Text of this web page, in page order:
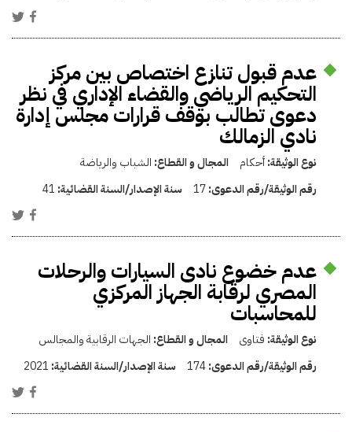
عدم قبول تنازع اختصاص بين مركز
التحكيم الرياضي والقضاء الإداري في نظر
دعوى تطالب بوقف قرارات مجلس إدارة
نادي الزمالك
نوع الوثيقة:أحكام المجال و القطاع: الشباب والرياضة
رقم الوثيقة/رقم الدعوى:17 سنة الإصدار/السنة القضائية: 41
عدم خضوع نادى السيارات والرحلات
المصري لرقابة الجهاز المركزي
للمحاسبات
نوع الوثيقة: فتاوى المجال و القطاع: الجهات الرقابية والمجالس
رقم الوثيقة/رقم الدعوى:174 سنة الإصدار/السنة القضائية: 2021